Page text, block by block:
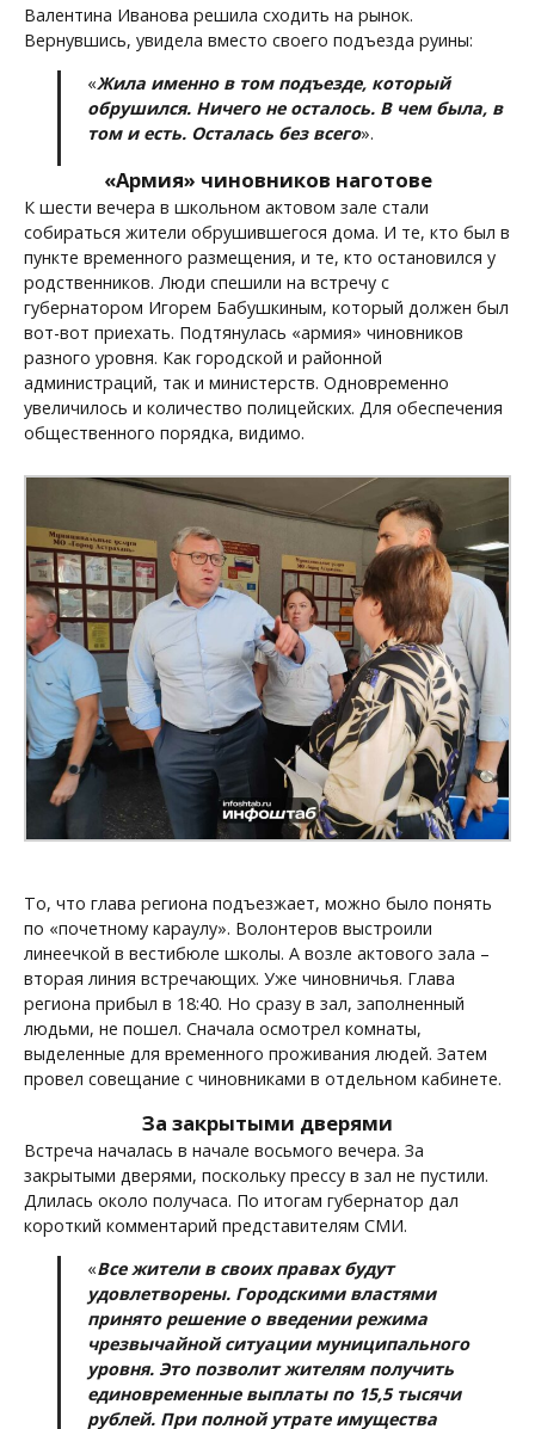
Валентина Иванова решила сходить на рынок.
Вернувшись, увидела вместо своего подъезда руины:
«Жила именно в том подъезде, который
обрушился. Ничего не осталось. В чем была, в
том и есть. Осталась без всего».
«Армия» чиновников наготове
К шести вечера в школьном актовом зале стали
собираться жители обрушившегося дома. И те, кто был в
пункте временного размещения, и те, кто остановился у
родственников. Люди спешили на встречу с
губернатором Игорем Бабушкиным, который должен был
вот-вот приехать. Подтянулась «армия» чиновников
разного уровня. Как городской и районной
администраций, так и министерств. Одновременно
увеличилось и количество полицейских. Для обеспечения
общественного порядка, видимо.
То, что глава региона подъезжает, можно было понять
по «почетному караулу». Волонтеров выстроили
линеечкой в вестибюле школы. А возле актового зала –
вторая линия встречающих. Уже чиновничья. Глава
региона прибыл в 18:40. Но сразу в зал, заполненный
людьми, не пошел. Сначала осмотрел комнаты,
выделенные для временного проживания людей. Затем
провел совещание с чиновниками в отдельном кабинете.
За закрытыми дверями
Встреча началась в начале восьмого вечера. За
закрытыми дверями, поскольку прессу в зал не пустили.
Длилась около получаса. По итогам губернатор дал
короткий комментарий представителям СМИ.
«Все жители в своих правах будут
удовлетворены. Городскими властями
принято решение о введении режима
чрезвычайной ситуации муниципального
уровня. Это позволит жителям получить
единовременные выплаты по 15,5 тысячи
рублей. При полной утрате имущества